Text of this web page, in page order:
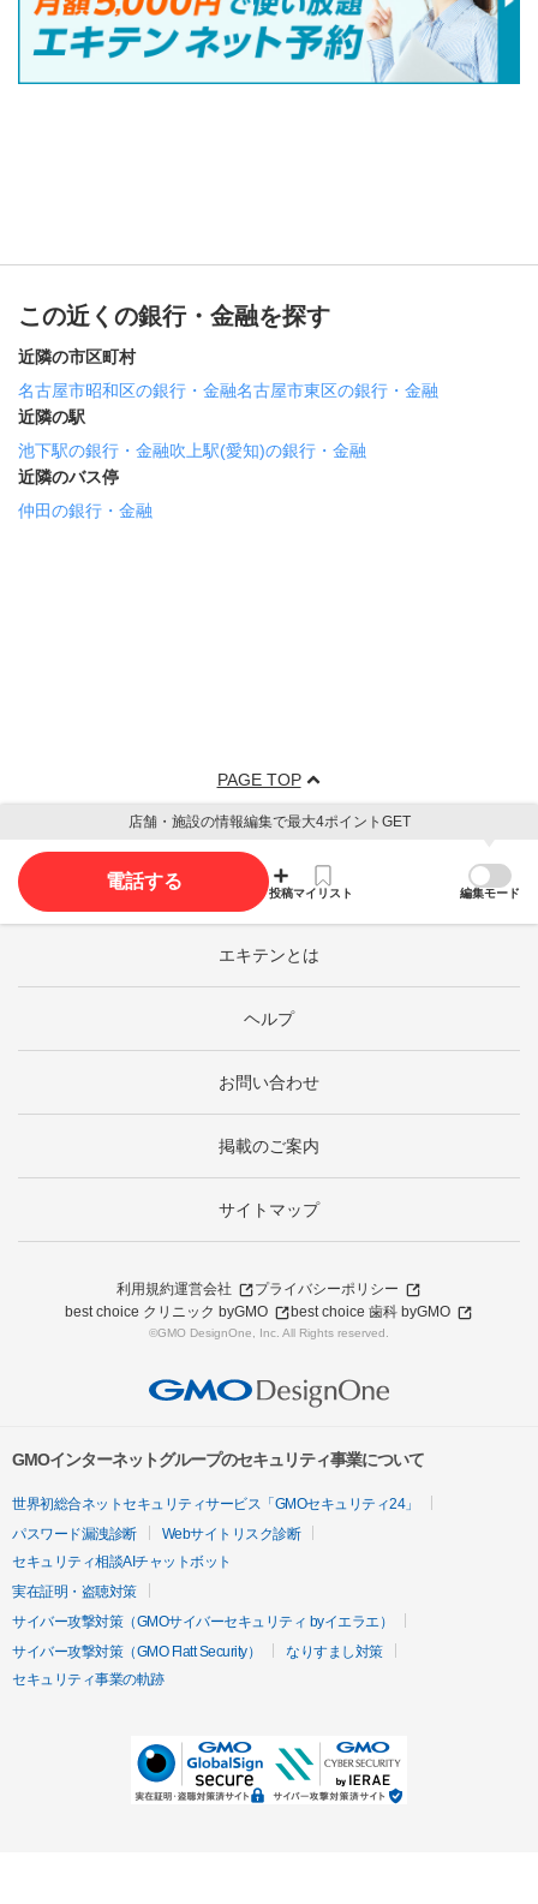
この近くの銀行・金融を探す
近隣の市区町村
名古屋市昭和区の銀行・金融名古屋市東区の銀行・金融
近隣の駅
池下駅の銀行・金融吹上駅(愛知)の銀行・金融
近隣のバス停
仲田の銀行・金融
PAGE TOP
店舗・施設の情報編集で最大4ポイントGET
電話する
投稿マイリスト 編集モード
エキテンとは
ヘルプ
お問い合わせ
掲載のご案内
サイトマップ
利用規約運営会社
プライバシーポリシー
best choice クリニック byGMO
best choice 歯科 byGMO
©GMO DesignOne, Inc. All Rights reserved.
GMOインターネットグループのセキュリティ事業について
世界初総合ネットセキュリティサービス「GMOセキュリティ24」
パスワード漏洩診断
Webサイトリスク診断
セキュリティ相談AIチャットボット
実在証明・盗聴対策
サイバー攻撃対策（GMOサイバーセキュリティ byイエラエ）
サイバー攻撃対策（GMO Flatt Security）
なりすまし対策
セキュリティ事業の軌跡